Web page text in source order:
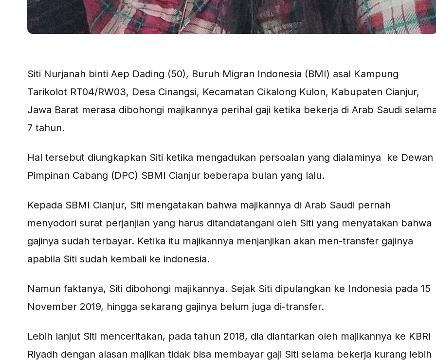
Siti Nurjanah binti Aep Dading (50), Buruh Migran Indonesia (BMI) asal Kampung
Tarikolot RT04/RW03, Desa Cinangsi, Kecamatan Cikalong Kulon, Kabupaten Cianjur,
Jawa Barat merasa dibohongi majikannya perihal gaji ketika bekerja di Arab Saudi
7 tahun.
Hal tersebut diungkapkan Siti ketika mengadukan persoalan yang dialaminya ke Dewan
Pimpinan Cabang (DPC) SBMI Cianjur beberapa bulan yang lalu.
Kepada SBMI Cianjur, Siti mengatakan bahwa majikannya di Arab Saudi pernah
menyodori surat perjanjian yang harus ditandatangani oleh Siti yang menyatakan bahwa
gajinya sudah terbayar. Ketika itu majikannya menjanjikan akan men-transfer gajinya
apabila Siti sudah kembali ke indonesia.
Namun faktanya, Siti dibohongi majikannya. Sejak Siti dipulangkan ke Indonesia pada 15
November 2019, hingga sekarang gajinya belum juga di-transfer.
Lebih lanjut Siti menceritakan, pada tahun 2018, dia diantarkan oleh majikannya ke KBRI
Riyadh dengan alasan majikan tidak bisa membayar gaji Siti selama bekerja kurang lebih